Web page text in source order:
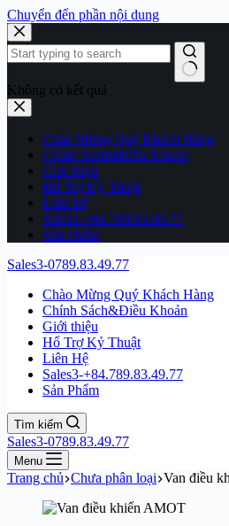
Chuyển đến phần nội dung
Không có kết quả
Chào Mừng Quý Khách Hàng
Chính Sách&Điều Khoản
Giới thiệu
Hổ Trợ Kỷ Thuật
Liên Hệ
Sales3-+84.789.83.49.77
Sản Phẩm
Sales3-0789.83.49.77
Chào Mừng Quý Khách Hàng
Chính Sách&Điều Khoản
Giới thiệu
Hổ Trợ Kỷ Thuật
Liên Hệ
Sales3-+84.789.83.49.77
Sản Phẩm
Tìm kiếm
Sales3-0789.83.49.77
Menu
Trang chủ Chưa phân loại Van điều